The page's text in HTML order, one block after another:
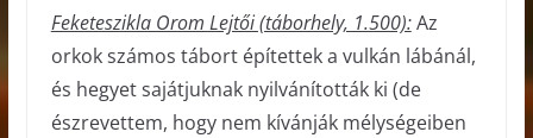
Feketeszikla Orom Lejtői (táborhely, 1.500):Az
orkok számos tábort építettek a vulkán lábánál,
és hegyet sajátjuknak nyilvánították ki (de
észrevettem, hogy nem kívánják mélységeiben